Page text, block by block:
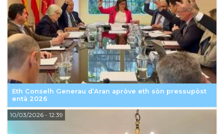
Eth Conselh Generau d’Aran apròve eth sòn pressupòst
entà 2026
10/03/2026- 12:39